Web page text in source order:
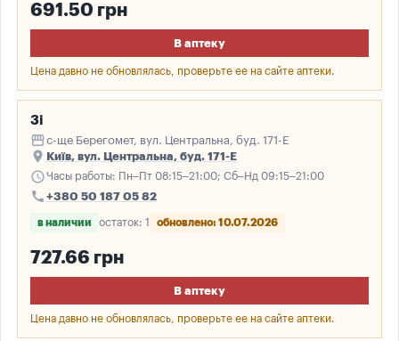
691.50 грн
В аптеку
Цена давно не обновлялась, проверьте ее на сайте аптеки.
3і
storefrontс-ще Берегомет, вул. Центральна, буд. 171-Е
place Київ, вул. Центральна, буд. 171-Е
scheduleЧасы работы: Пн–Пт 08:15–21:00; Сб–Нд 09:15–21:00
call +380 50 187 05 82
в наличии остаток: 1 обновлено: 10.07.2026
727.66 грн
В аптеку
Цена давно не обновлялась, проверьте ее на сайте аптеки.